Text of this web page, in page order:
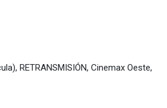
RETRANSMISIÓN, Cinemax Oeste,